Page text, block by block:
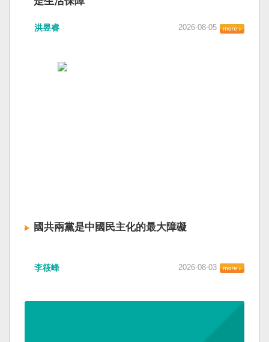
洪昱睿 2026-08-05
國共兩黨是中國民主化的最大障礙
李筱峰 2026-08-03